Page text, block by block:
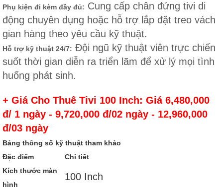
Phụ kiện đi kèm đầy đủ: Cung cấp chân đứng tivi di
động chuyên dụng hoặc hỗ trợ lắp đặt treo vách
gian hàng theo yêu cầu kỹ thuật.
Hỗ trợ kỹ thuật 24/7: Đội ngũ kỹ thuật viên trực chiến
suốt thời gian diễn ra triển lãm để xử lý mọi tình
huống phát sinh.
+ Giá Cho Thuê Tivi 100 Inch: Giá 6,480,000
đ/ 1 ngày - 9,720,000 đ/02 ngày - 12,960,000
đ/03 ngày
Bảng thông số kỹ thuật tham khảo
Đặc điểm
Chi tiết
Kích thước màn
hình
100 Inch